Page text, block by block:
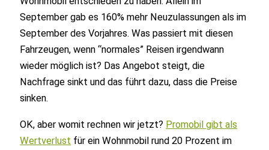
September gab es 160% mehr Neuzulassungen als im
September des Vorjahres. Was passiert mit diesen
Fahrzeugen, wenn “normales” Reisen irgendwann
wieder möglich ist? Das Angebot steigt, die
Nachfrage sinkt und das führt dazu, dass die Preise
sinken.
OK, aber womit rechnen wir jetzt? Promobil gibt als
Wertverlust für ein Wohnmobil rund 20 Prozent im